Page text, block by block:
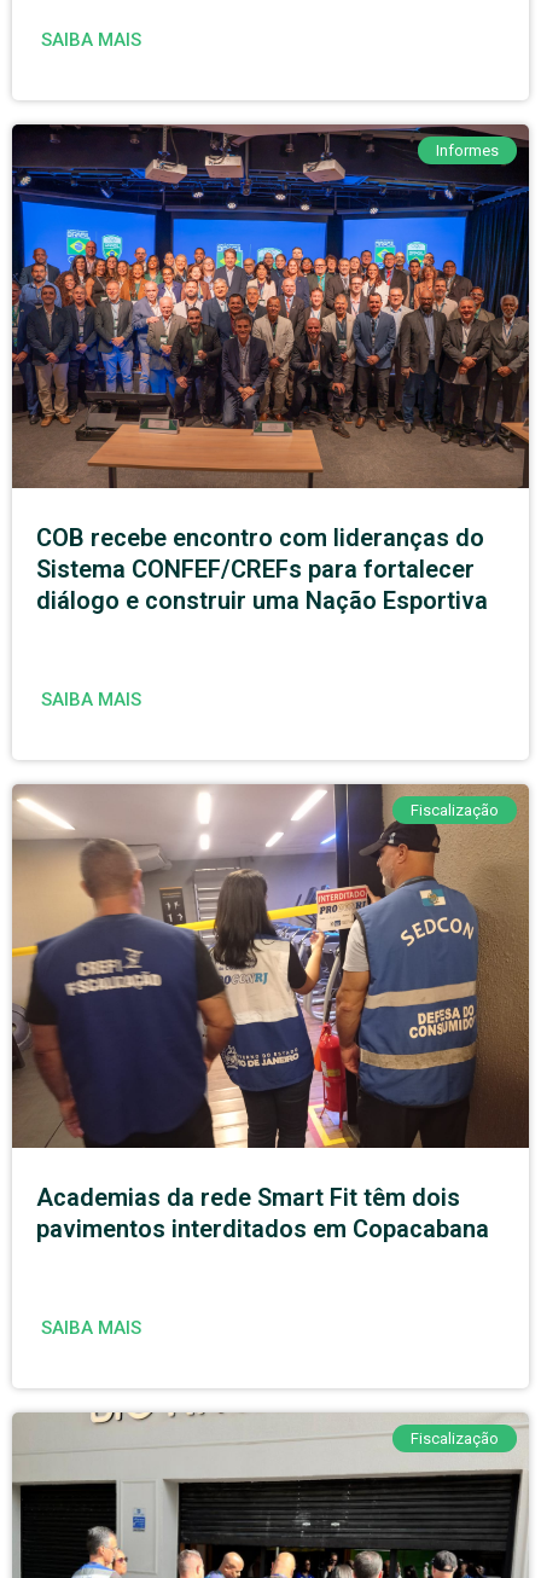
SAIBA MAIS
Informes
COB recebe encontro com lideranças do
Sistema CONFEF/CREFs para fortalecer
diálogo e construir uma Nação Esportiva
SAIBA MAIS
Fiscalização
Academias da rede Smart Fit têm dois
pavimentos interditados em Copacabana
SAIBA MAIS
Fiscalização